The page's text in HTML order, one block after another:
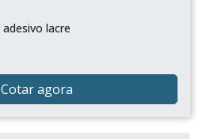
adesivo lacre
Cotar agora